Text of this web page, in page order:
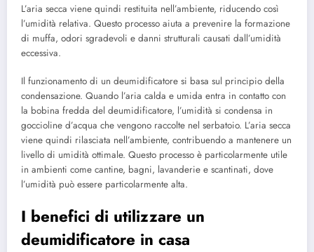
L’aria secca viene quindi restituita nell’ambiente, riducendo così
l’umidità relativa. Questo processo aiuta a prevenire la formazione
di muffa, odori sgradevoli e danni strutturali causati dall’umidità
eccessiva.
Il funzionamento di un deumidificatore si basa sul principio della
condensazione. Quando l’aria calda e umida entra in contatto con
la bobina fredda del deumidificatore, l’umidità si condensa in
goccioline d’acqua che vengono raccolte nel serbatoio. L’aria secca
viene quindi rilasciata nell’ambiente, contribuendo a mantenere un
livello di umidità ottimale. Questo processo è particolarmente utile
in ambienti come cantine, bagni, lavanderie e scantinati, dove
l’umidità può essere particolarmente alta.
I benefici di utilizzare un
deumidificatore in casa